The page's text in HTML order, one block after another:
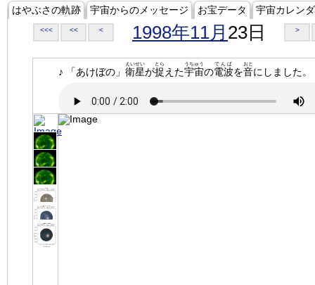
はやぶさの軌跡 宇宙からのメッセージ お宝データ 宇宙カレン
<<< << < 1998年11月 23日 >
♪ 「あけぼの」 衛星
えいせい
が捉
とら
えた宇宙
うちゅう
の電波
でんぱ
を音
おと
にしました。